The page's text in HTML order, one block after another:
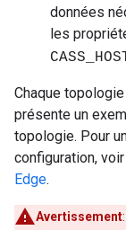
données
les
Chaque
présente un
topologie. Pour
configuration, voir
Edge.
Avertissement: